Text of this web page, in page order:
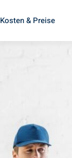
Kosten & Preise